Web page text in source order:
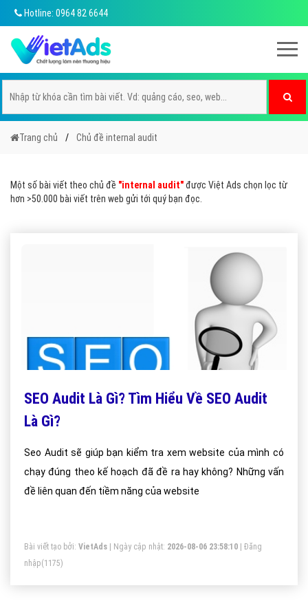
Hotline: 0964 82 6644
Trang chủ Chủ đề internal audit
Một số bài viết theo chủ đề "internal audit"được Việt Ads chọn lọc từ
hơn >50.000 bài viết trên web gửi tới quý bạn đọc.
SEO Audit Là Gì? Tìm Hiểu Về SEO Audit
Là Gì?
Seo Audit sẽ giúp bạn kiểm tra xem website của mình có
chạy đúng theo kế hoạch đã đề ra hay không? Những vấn
đề liên quan đến tiềm năng của website
Bài viết tạo bởi: VietAds | Ngày cập nhật: 2026-08-06 23:58:10
Đăng
nhập(1175)